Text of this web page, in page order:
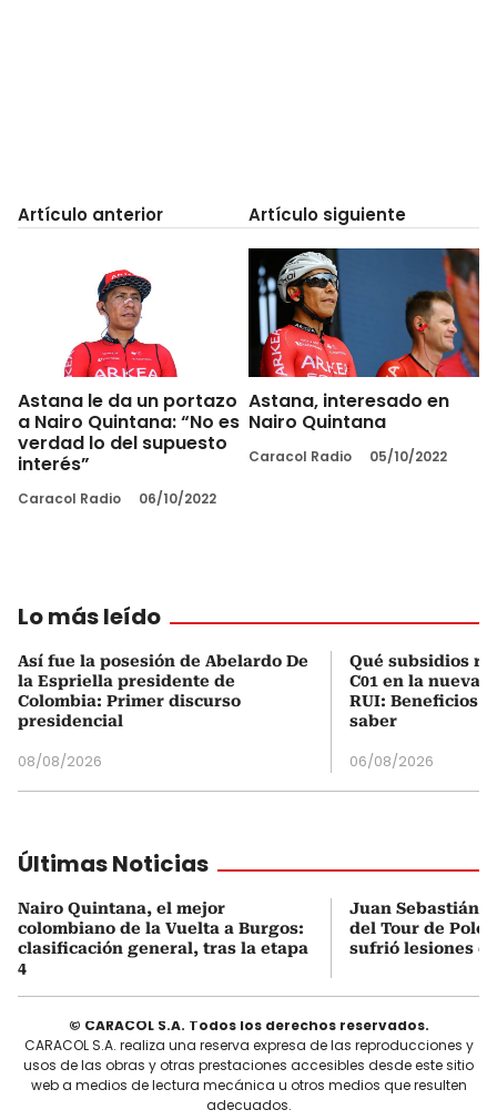
Artículo anterior
Astana le da un portazo
a Nairo Quintana: “No es
verdad lo del supuesto
interés”
Caracol Radio 06/10/2022
Artículo siguiente
Astana, interesado en
Nairo Quintana
Caracol Radio 05/10/2022
Lo más leído
Así fue la posesión de Abelardo De
la Espriella presidente de
Colombia: Primer discurso
presidencial
08/08/2026
Qué subsidios
C01 en la nueva
RUI: Beneficios
saber
06/08/2026
Últimas Noticias
Nairo Quintana, el mejor
colombiano de la Vuelta a Burgos:
clasificación general, tras la etapa
4
Juan Sebastián
del Tour de
sufrió lesiones
© CARACOL S.A. Todos los derechos reservados.
CARACOL S.A. realiza una reserva expresa de las reproducciones y
usos de las obras y otras prestaciones accesibles desde este sitio
web a medios de lectura mecánica u otros medios que resulten
adecuados.